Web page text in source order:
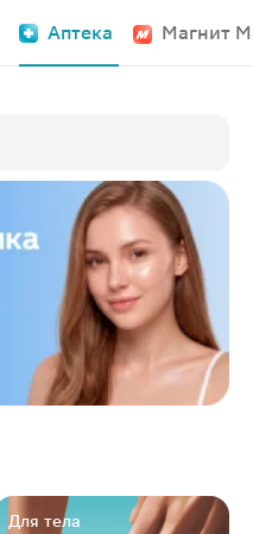
Аптека Магнит
Для тела